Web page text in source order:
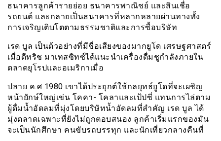
ธนาคารลูกค้ารายย่อย ธนาคารพาณิชย์ และสินเชื่อ
รถยนต์ และกลายเป็นธนาคารที่หลากหลายผ่านทางทั้ง
การเจริญเติบโตตามธรรมชาติและการซื้อบริษัท
เรด บูล เป็นต้วอย่างที่มีชื่อเสียงของมากยูโด เศรษฐศาสตร์
เมื่อดีทริช มาเทสซิทซ์ได้แนะนำเครื่องดื่มชูกำลังภายใน
ตลาดยุโรปและอเมริกาเมื่อ
ปลาย ค.ศ 1980 เขาได้ประยุกต์ใช้กลยุทธ์ยูโดที่จะเผชิญ
หน้ายักษ์ใหญ่เข่น โคคา- โคลาและเป้ปซี่ แทนการไล่ตาม
ผู้ดื่มน้ำอัดลมที่มุ่งโดยบริษัทน้ำอัดลมที่สำคัญ เรด บูล ได้
มุ่งตลาดเฉพาะที่ยังไม่ถูกตอบสนอง ลูกค้าเริ่มแรกของมัน
จะเป็นนักศึกษา คนขับรถบรรทุก และนักเที่ยวกลางคืนที่